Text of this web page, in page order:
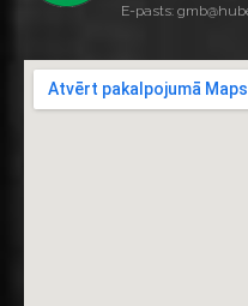
E-pasts: